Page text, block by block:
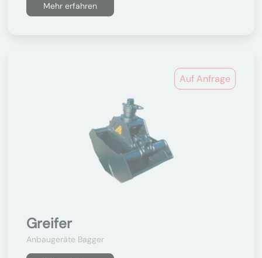
Mehr erfahren
Auf Anfrage
Greifer
Anbaugeräte Bagger